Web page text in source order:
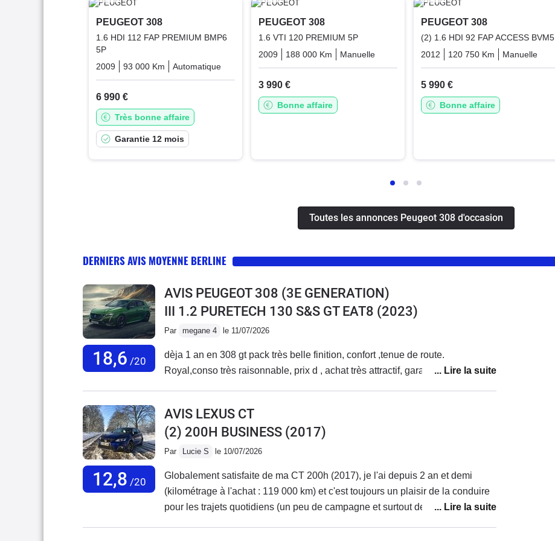
PEUGEOT 308
1.6 HDI 112 FAP PREMIUM BMP6
5P
2009
93 000 Km Automatique
6 990 €
Très bonne affaire
Garantie 12 mois
PEUGEOT 308
1.6 VTI 120 PREMIUM 5P
2009
188 000 Km Manuelle
3 990 €
Bonne affaire
PEUGEOT 308
(2) 1.6 HDI 92 FAP ACCESS BVM5
2012
120 750 Km Manuelle
5 990 €
Bonne affaire
Toutes les annonces Peugeot 308 d'occasion
DERNIERS AVIS MOYENNE BERLINE
18,6 /20
AVIS PEUGEOT 308 (3E GENERATION)
III 1.2 PURETECH 130 S&S GT EAT8 (2023)
Par megane 4 le 11/07/2026
dèja 1 an en 308 gt pack très belle finition, confort ,tenue de route.
Royal,conso très raisonnable, prix d , achat très attractif, garantie 10 ans
12,8 /20
AVIS LEXUS CT
(2) 200H BUSINESS (2017)
Par Lucie S le 10/07/2026
Globalement satisfaite de ma CT 200h (2017), je l'ai depuis 2 an et demi
(kilométrage à l'achat : 119 000 km) et c'est toujours un plaisir de la conduire
pour les trajets quotidiens (un peu de campagne et surtout de la ville, je suis